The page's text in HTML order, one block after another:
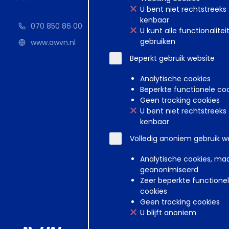
U bent niet rechtstreeks
kenbaar
U kunt alle
gebruiken
Beperkt gebruik website
Analytische cookies
Beperkte functionele
Geen tracking cookies
U bent niet rechtstreeks
kenbaar
Volledig anoniem gebruik
Analytische cookies,
geanonimiseerd
Zeer beperkte
cookies
Geen tracking cookies
U blijft anoniem
070 850 86 00
www.awvn.nl